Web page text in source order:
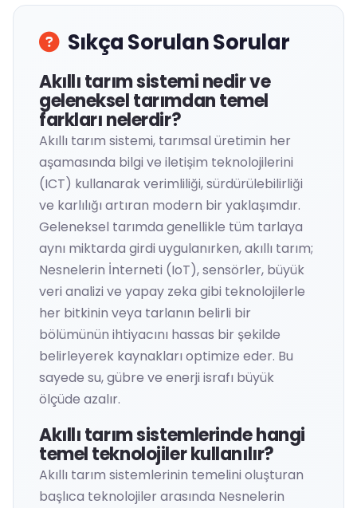
Sıkça Sorulan Sorular
Akıllı tarım sistemi nedir ve
geleneksel tarımdan temel
farkları nelerdir?
Akıllı tarım sistemi, tarımsal üretimin her
aşamasında bilgi ve iletişim teknolojilerini
(ICT) kullanarak verimliliği, sürdürülebilirliği
ve karlılığı artıran modern bir yaklaşımdır.
Geleneksel tarımda genellikle tüm tarlaya
aynı miktarda girdi uygulanırken, akıllı tarım;
Nesnelerin İnterneti (IoT), sensörler, büyük
veri analizi ve yapay zeka gibi teknolojilerle
her bitkinin veya tarlanın belirli bir
bölümünün ihtiyacını hassas bir şekilde
belirleyerek kaynakları optimize eder. Bu
sayede su, gübre ve enerji israfı büyük
ölçüde azalır.
Akıllı tarım sistemlerinde hangi
temel teknolojiler kullanılır?
Akıllı tarım sistemlerinin temelini oluşturan
başlıca teknolojiler arasında Nesnelerin